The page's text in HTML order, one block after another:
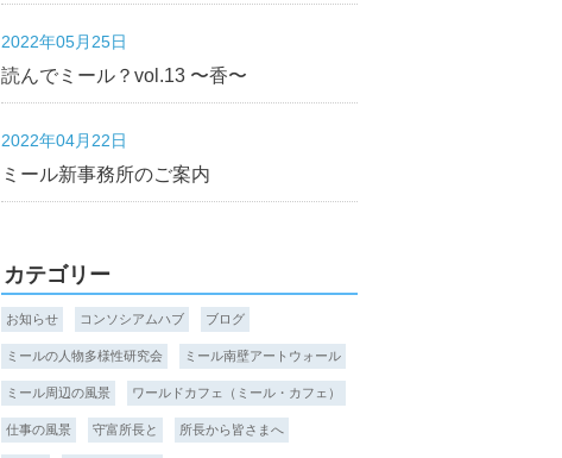
2022年05月25日
読んでミール？vol.13 〜香〜
2022年04月22日
ミール新事務所のご案内
カテゴリー
お知らせ コンソシアムハブ ブログ
ミールの人物多様性研究会 ミール南壁アートウォール
ミール周辺の風景 ワールドカフェ（ミール・カフェ）
仕事の風景 守富所長と 所長から皆さまへ